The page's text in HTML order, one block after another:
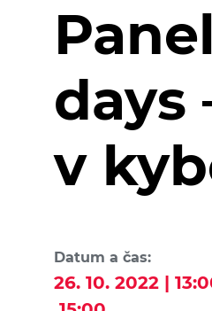
days
v
Datum a čas:
26. 10. 2022 |